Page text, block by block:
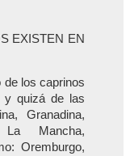
EXISTEN EN
de los caprinos
y quizá de las
Granadina,
La Mancha,
Oremburgo,